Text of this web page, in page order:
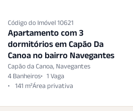
Código do Imóvel 10621
Apartamento com 3
dormitórios em Capão Da
Canoa no bairro Navegantes
Capão da Canoa, Navegantes
4 Banheiros
1 Vaga
141 m²